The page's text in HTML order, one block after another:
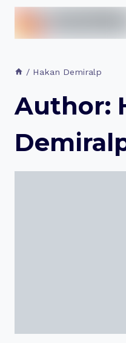
İçeriğe
/ Hakan Demiralp
Author: